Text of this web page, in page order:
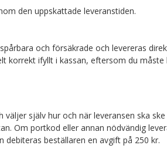
den uppskattade leveranstiden.
och försäkrade och levereras
korrekt ifyllt i kassan, eftersom du
själv hur och när leveransen ska
Om portkod eller annan nödvändig
beställaren en avgift på 250 kr.